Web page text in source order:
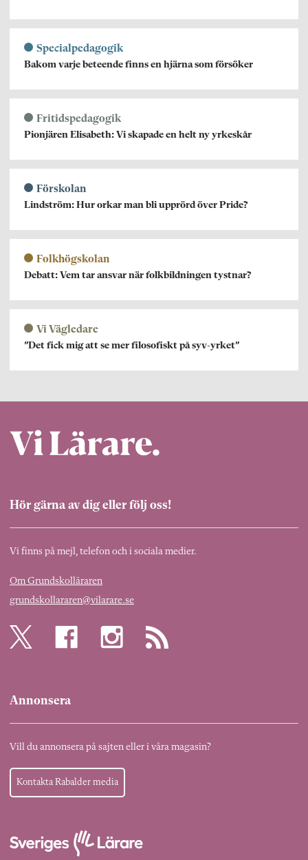
Specialpedagogik
Bakom varje beteende finns en hjärna som försöker
Fritidspedagogik
Pionjären Elisabeth: Vi skapade en helt ny yrkeskår
Förskolan
Lindström: Hur orkar man bli upprörd över Pride?
Folkhögskolan
Debatt: Vem tar ansvar när folkbildningen tystnar?
Vi Vägledare
”Det fick mig att se mer filosofiskt på syv-yrket”
Hör gärna av dig eller följ oss!
Vi finns på mejl, telefon och i sociala medier.
Om Grundskolläraren
grundskollararen@vilarare.se
Annonsera
Vill du annonsera på sajten eller i våra magasin?
Kontakta Rabalder media